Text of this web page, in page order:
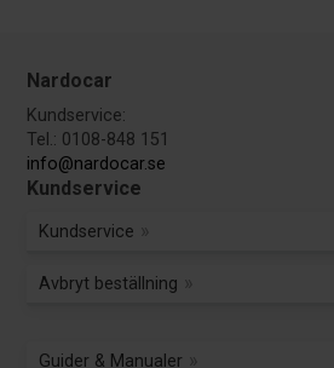
Nardocar
Kundservice:
Tel.: 0108-848 151
info@nardocar.se
Kundservice
Kundservice
Avbryt beställning
Guider & Manualer